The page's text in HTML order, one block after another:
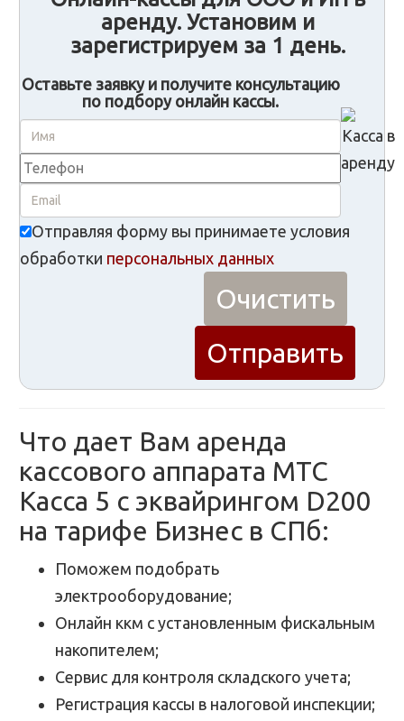
аренду. Установим и
зарегистрируем за 1 день.
Оставьте заявку и получите консультацию
по подбору онлайн кассы.
Отправляя форму вы принимаете условия
обработки персональных данных
Что дает Вам аренда
кассового аппарата МТС
Касса 5 с эквайрингом D200
на тарифе Бизнес в СПб:
Поможем подобрать
электрооборудование;
Онлайн ккм с установленным фискальным
накопителем;
Сервис для контроля складского учета;
Регистрация кассы в налоговой инспекции;